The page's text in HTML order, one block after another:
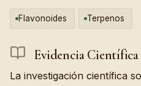
Flavonoides Terpenos
Evidencia Científica
La investigación científica